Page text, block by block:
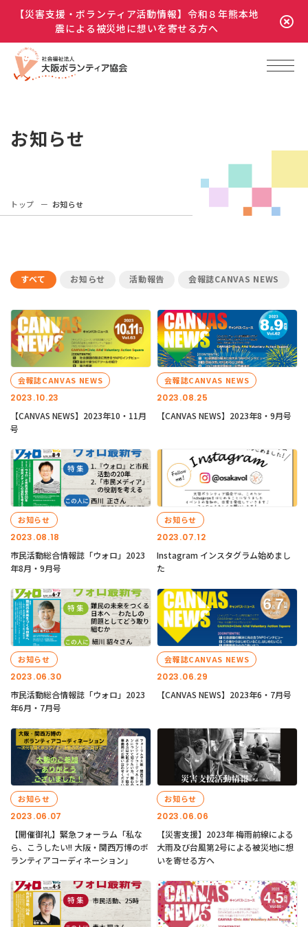
【災害支援・ボランティア活動情報】令和８年熊本地
震による被災地に想いを寄せる方へ
お知らせ
トップ お知らせ
すべて お知らせ 活動報告 会報誌CANVAS NEWS
2023.10.23
会報誌CANVAS NEWS
【CANVAS NEWS】2023年10・11月
号
2023.08.25
会報誌CANVAS NEWS
【CANVAS NEWS】2023年8・9月号
2023.08.18
お知らせ
市民活動総合情報誌「ウォロ」2023
年8月・9月号
2023.07.12
お知らせ
Instagram インスタグラム始めまし
た
2023.06.30
お知らせ
市民活動総合情報誌「ウォロ」2023
年6月・7月号
2023.06.29
会報誌CANVAS NEWS
【CANVAS NEWS】2023年6・7月号
2023.06.07
お知らせ
【開催御礼】緊急フォーラム「私な
ら、こうしたい!! 大阪・関西万博のボ
ランティアコーディネーション」
2023.06.06
お知らせ
【災害支援】2023年 梅雨前線による
大雨及び台風第2号による被災地に想
いを寄せる方へ